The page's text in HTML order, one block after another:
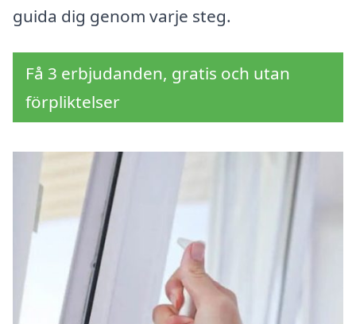
guida dig genom varje steg.
Få 3 erbjudanden, gratis och utan
förpliktelser